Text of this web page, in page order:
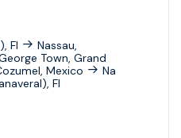
Fl
Nassau,
Town, Grand
Mexico
Na
Fl